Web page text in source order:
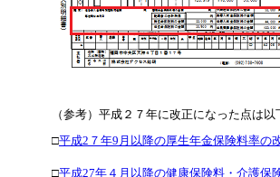
（参考）平成２７年に改正になった点は
□平成2７年9月以降の厚生年金保険料率の
□平成27年４月以降の健康保険料・介護保